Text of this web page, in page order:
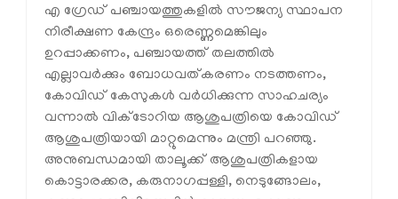
എ ഗ്രേഡ് പഞ്ചായത്തുകളില്‍ സൗജന്യ സ്ഥാപന
നിരീക്ഷണ കേന്ദ്രം ഒരെണ്ണമെങ്കിലും
ഉറപ്പാക്കണം, പഞ്ചായത്ത് തലത്തില്‍
എല്ലാവര്‍ക്കും ബോധവത്കരണം നടത്തണം,
കോവിഡ് കേസുകള്‍ വര്‍ധിക്കുന്ന സാഹചര്യം
വന്നാല്‍ വിക്ടോറിയ ആശുപത്രിയെ കോവിഡ്
ആശുപത്രിയായി മാറ്റുമെന്നും മന്ത്രി പറഞ്ഞു.
അനുബന്ധമായി താലൂക്ക് ആശുപത്രികളായ
കൊട്ടാരക്കര, കരുനാഗപ്പള്ളി, നെടുങ്ങോലം,